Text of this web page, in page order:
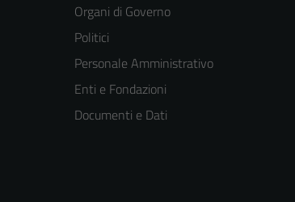
Organi di Governo
Politici
Personale Amministrativo
Enti e Fondazioni
Documenti e Dati